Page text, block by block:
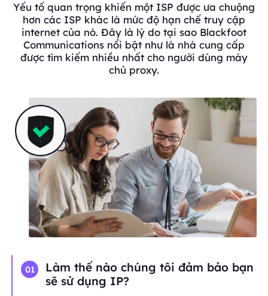
Yếu tố quan trọng khiến một ISP được ưa chuộng
hơn các ISP khác là mức độ hạn chế truy cập
internet của nó. Đây là lý do tại sao Blackfoot
Communications nổi bật như là nhà cung cấp
được tìm kiếm nhiều nhất cho người dùng máy
chủ proxy.
01
Làm thế nào chúng tôi đảm bảo bạn
sẽ sử dụng IP?